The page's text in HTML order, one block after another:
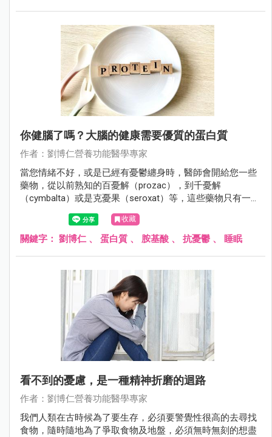
面紗，探索家族癌症遺傳基因的秘密。
你健腦了嗎？大腦的健康需要優質的蛋白質
作者：劉博仁營養功能醫學專家
當您情緒不好，或是已經有憂鬱纏身時，醫師會開給您一些
藥物，從以前熟知的百憂解（prozac），到千憂解
（cymbalta）或是克憂果（seroxat）等，這些藥物只有一個
目的，就是增加腦內的血清素，來幫助您有好心情。
收藏
關鍵字： 劉博仁 、 蛋白質 、 胺基酸 、 抗憂鬱 、 睡眠
看不到的憂慮，是一種精神折磨的迴路
作者：劉博仁營養功能醫學專家
我們人類在古時候為了要生存，必須要警覺性很高的去尋找
食物，隨時隨地為了爭取食物及地盤，必須無時無刻的想盡